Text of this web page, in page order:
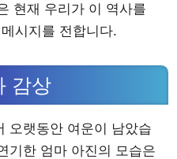
현재 우리가 이 역사를
시지를 전합니다.
감상
오랫동안 여운이 남았습
기한 엄마 아진의 모습은